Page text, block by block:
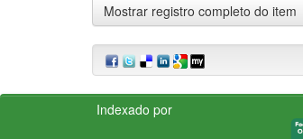
Mostrar registro completo do item
Indexado por